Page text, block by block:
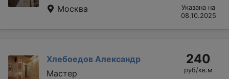
Москва
Указана на
08.10.2025
Хлебоедов Александр
Мастер
240
руб/кв.м